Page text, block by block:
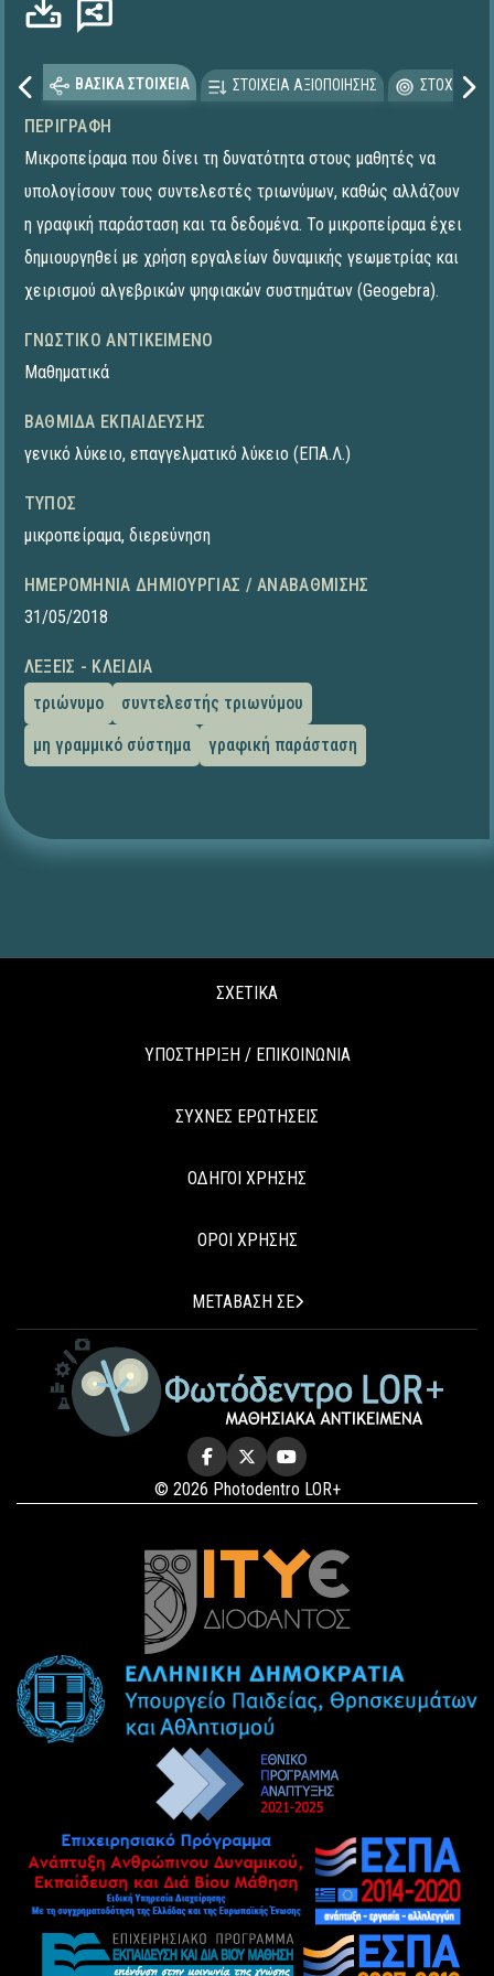
ΒΑΣΙΚΑ ΣΤΟΙΧΕΙΑ ΣΤΟΙΧΕΙΑ ΑΞΙΟΠΟΙΗΣΗΣ
ΠΕΡΙΓΡΑΦΉ
Μικροπείραμα που δίνει τη δυνατότητα στους μαθητές να
υπολογίσουν τους συντελεστές τριωνύμων, καθώς αλλάζουν
η γραφική παράσταση και τα δεδομένα. To μικροπείραμα έχει
δημιουργηθεί με χρήση εργαλείων δυναμικής γεωμετρίας και
χειρισμού αλγεβρικών ψηφιακών συστημάτων (Geogebra).
ΓΝΩΣΤΙΚΌ ΑΝΤΙΚΕΊΜΕΝΟ
Μαθηματικά
ΒΑΘΜΊΔΑ ΕΚΠΑΊΔΕΥΣΗΣ
γενικό λύκειο, επαγγελματικό λύκειο (ΕΠΑ.Λ.)
ΤΎΠΟΣ
μικροπείραμα, διερεύνηση
ΗΜΕΡΟΜΗΝΊΑ ΔΗΜΙΟΥΡΓΊΑΣ / ΑΝΑΒΆΘΜΙΣΗΣ
31/05/2018
ΛΈΞΕΙΣ - ΚΛΕΙΔΙΆ
τριώνυμο
συντελεστής τριωνύμου
μη γραμμικό σύστημα
γραφική παράσταση
ΣΧΕΤΙΚΑ
ΥΠΟΣΤΗΡΙΞΗ / ΕΠΙΚΟΙΝΩΝΙΑ
ΣΥΧΝΕΣ ΕΡΩΤΗΣΕΙΣ
ΟΔΗΓΟΙ ΧΡΗΣΗΣ
ΟΡΟΙ ΧΡΗΣΗΣ
ΜΕΤΑΒΑΣΗ ΣΕ
© 2026 Photodentro LOR+